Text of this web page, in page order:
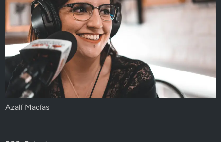
Azalí Macías